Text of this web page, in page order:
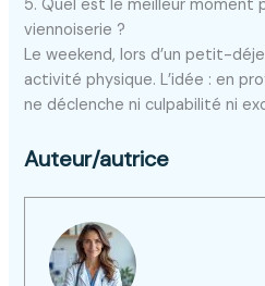
5. Quel est le meilleur moment
viennoiserie ?
Le weekend, lors d’un petit-
activité physique. L’idée : en
ne déclenche ni culpabilité ni
Auteur/autrice